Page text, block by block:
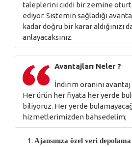
taleplerini ciddi bir zemine
ediyor. Sistemin sağladığı
kadar doğru bir karar aldığınızı
anlayacaksınız.
Avantajları Neler ?
İndirim oranını
Her ürün her fiyata her yerde
biliyoruz. Her yerde
hizmetlerimizden bahsedelim;
Ajansınıza özel veri